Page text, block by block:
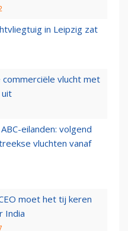
in Leipzig zat
vlucht met
uit
eilanden: volgend
vluchten vanaf
moet het tij keren
India